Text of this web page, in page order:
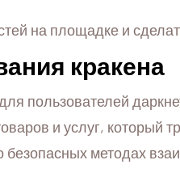
на площадке и
кракена
пользователей
и услуг, который
методах